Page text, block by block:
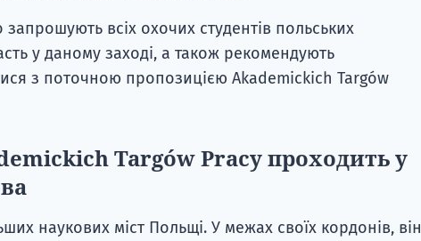
всіх охочих студентів польських
у даному заході, а також рекомендують
з поточною пропозицією Akademickich Targów
Targów Pracy проходить у
наукових міст Польщі. У межах своїх кордонів, він